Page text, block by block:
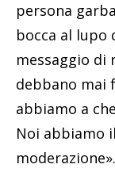
persona
bocca al lupo
messaggio di
debbano mai
abbiamo a
Noi abbiamo
moderazione».